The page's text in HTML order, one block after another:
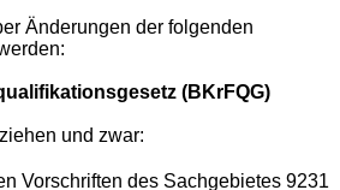
Änderungen der folgenden
(BKrFQG)
und zwar:
Vorschriften des Sachgebietes 9231